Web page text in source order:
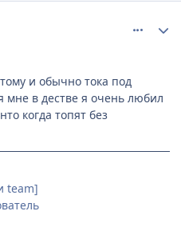
и обычно тока под
в дестве я очень любил
когда топят без
team]